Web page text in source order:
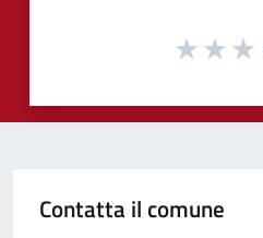
Contatta il comune